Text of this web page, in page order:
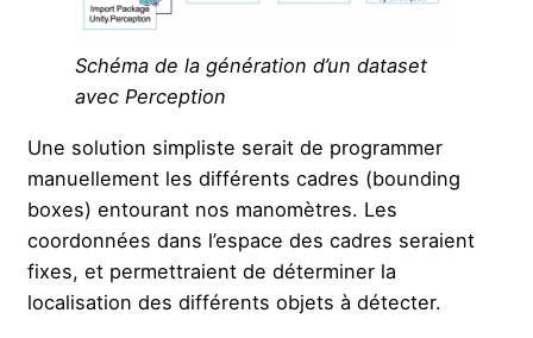
Schéma de la génération d’un dataset
avec Perception
Une solution simpliste serait de programmer
manuellement les différents cadres (bounding
boxes) entourant nos manomètres. Les
coordonnées dans l’espace des cadres seraient
fixes, et permettraient de déterminer la
localisation des différents objets à détecter.